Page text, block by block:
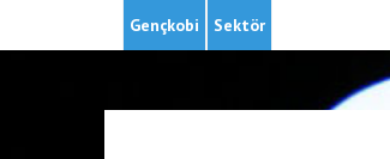
Gençkobi Sektör